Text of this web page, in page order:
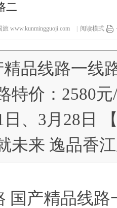
二
旅 www.kunmingguoji.com 阅读模式
品线路一线
特价：2580
日、3月28日
未来 逸品香
国产精品线路